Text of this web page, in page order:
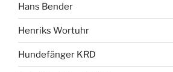
Hans Bender
Henriks Wortuhr
Hundefänger KRD